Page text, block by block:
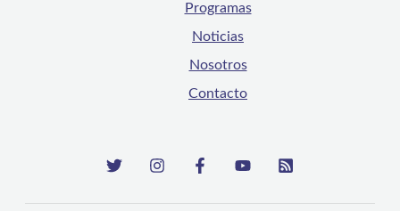
Programas
Noticias
Nosotros
Contacto